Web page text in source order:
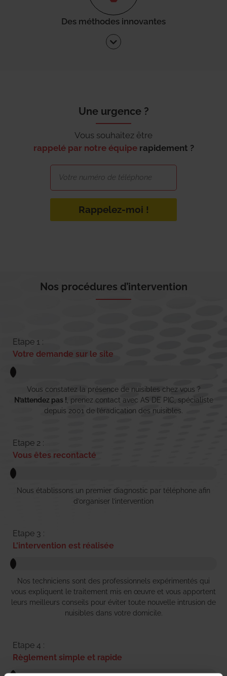
Des méthodes innovantes
Une urgence ?
Vous souhaitez être
rappelé par notre équipe rapidement ?
Rappelez-moi !
Nos procédures d’intervention
Etape 1 :
Votre demande sur le site
Vous constatez la présence de nuisibles chez vous ?
N’attendez pas ! , prenez contact avec AS DE PIC, spécialiste
depuis 2001 de l’éradication des nuisibles.
Etape 2 :
Vous êtes recontacté
Nous établissons un premier diagnostic par téléphone afin
d’organiser l’intervention
Etape 3 :
L'intervention est réalisée
Nos techniciens sont des professionnels expérimentés qui
vous expliquent le traitement mis en œuvre et vous apportent
leurs meilleurs conseils pour éviter toute nouvelle intrusion de
nuisibles dans votre domicile.
Etape 4 :
Règlement simple et rapide